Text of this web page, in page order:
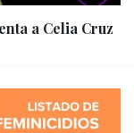
a Celia Cruz